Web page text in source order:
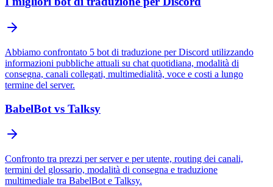
Abbiamo confrontato 5 bot di traduzione per Discord utilizzando
informazioni pubbliche attuali su chat quotidiana, modalità di
consegna, canali collegati, multimedialità, voce e costi a lungo
termine del server.
BabelBot vs Talksy
Confronto tra prezzi per server e per utente, routing dei canali,
termini del glossario, modalità di consegna e traduzione
multimediale tra BabelBot e Talksy.